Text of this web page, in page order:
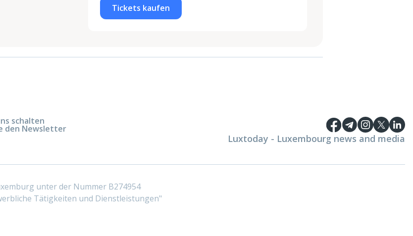
Tickets kaufen
schalten
den Newsletter
Luxtoday - Luxembourg news and media
unter der Nummer B274954
Tätigkeiten und Dienstleistungen"